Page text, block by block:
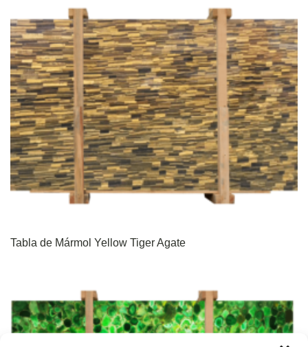
Tabla de Mármol Yellow Tiger Agate